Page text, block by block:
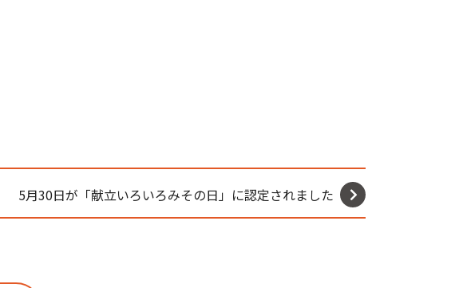
5月30日が「献立いろいろみその日」に認定されました